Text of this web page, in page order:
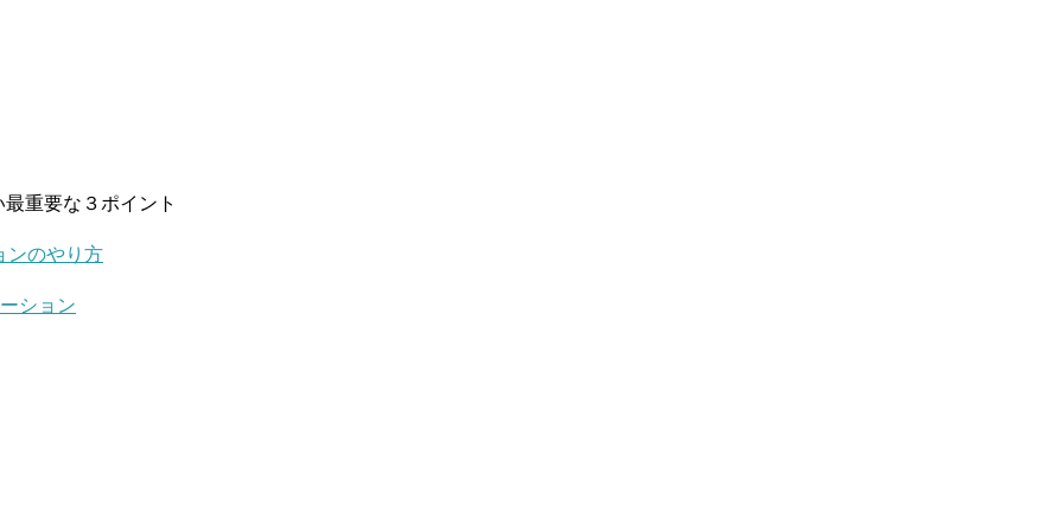
重要な３ポイント
ンのやり方
ション